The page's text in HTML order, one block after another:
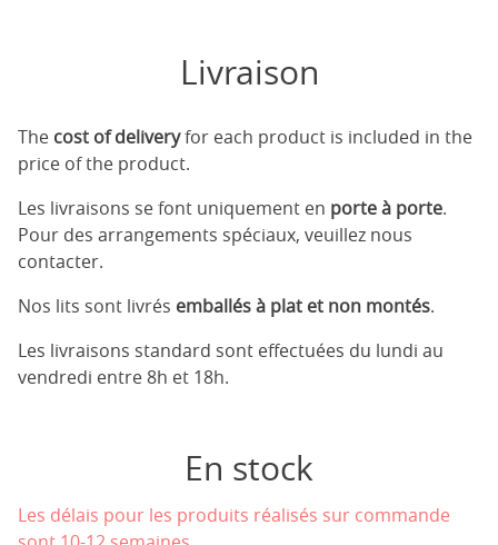
Livraison
The cost of deliveryfor each product is included in the
price of the product.
Les livraisons se font uniquement en porte à porte.
Pour des arrangements spéciaux, veuillez nous
contacter.
Nos lits sont livrés emballés à plat et non montés.
Les livraisons standard sont effectuées du lundi au
vendredi entre 8h et 18h.
En stock
Les délais pour les produits réalisés sur commande